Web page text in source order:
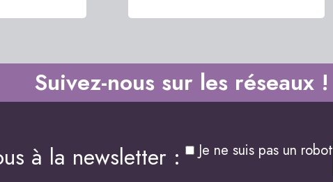
Suivez-nous sur les réseaux !
à la newsletter : Je ne suis pas un robot